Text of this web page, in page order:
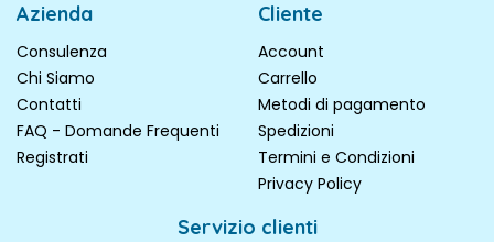
Azienda
Consulenza
Chi Siamo
Contatti
FAQ - Domande Frequenti
Registrati
Cliente
Account
Carrello
Metodi di pagamento
Spedizioni
Termini e Condizioni
Privacy Policy
Servizio clienti